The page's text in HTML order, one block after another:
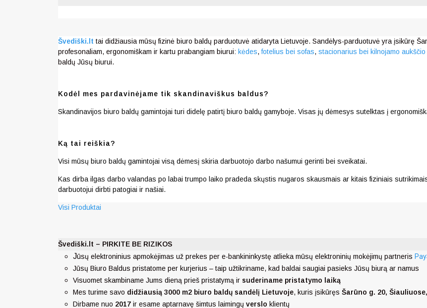
Švediški.lt tai didžiausia mūsų fizinė biuro baldų parduotuvė atidaryta Lietuvoje. Sandėlys-parduotuvė yra įsikūrę
profesonaliam, ergonomiškam ir kartu prabangiam biurui: kėdes,fotelius bei sofas, stacionarius bei kilnojamo
baldų Jūsų biurui.
Kodėl mes pardavinėjame tik skandinaviškus baldus?
Skandinavijos biuro baldų gamintojai turi didelę patirtį biuro baldų gamyboje. Visas jų dėmesys sutelktas į
Ką tai reiškia?
Visi mūsų biuro baldų gamintojai visą dėmesį skiria darbuotojo darbo našumui gerinti bei sveikatai.
Kas dirba ilgas darbo valandas po labai trumpo laiko pradeda skųstis nugaros skausmais ar kitais fiziniais
darbuotojui dirbti patogiai ir našiai.
Visi Produktai
Švediški.lt – PIRKITE BE RIZIKOS
Jūsų elektroninius apmokėjimas už prekes per e-bankininkystę atlieka mūsų elektroninių mokėjimų partneris
Jūsų Biuro Baldus pristatome per kurjerius – taip užtikriname, kad baldai saugiai pasieks Jūsų biurą ar namus
Visuomet skambiname Jums dieną prieš pristatymą ir suderiname pristatymo laiką
Mes turime savo didžiausią 3000 m2 biuro baldų sandėlį Lietuvoje, kuris įsikūręs Šarūno g. 20,
Dirbame nuo 2017 ir esame aptarnavę šimtus laimingų verslo klientų